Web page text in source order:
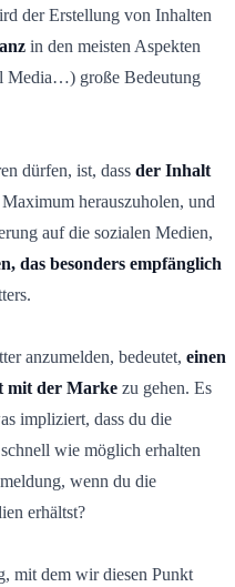
der Erstellung von Inhalten
in den meisten Aspekten
Media…) große Bedeutung
dürfen, ist, dass der Inhalt
Maximum herauszuholen, und
auf die sozialen Medien,
das besonders empfänglich
anzumelden, bedeutet, einen
mit der Marke zu gehen. Es
impliziert, dass du die
wie möglich erhalten
wenn du die
erhältst?
mit dem wir diesen Punkt